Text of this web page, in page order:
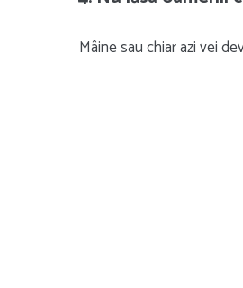
Mâine sau chiar azi vei